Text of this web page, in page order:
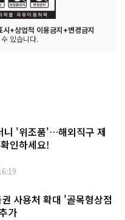
+상업적 이용금지+변경금지
있습니다.
니 '위조품'…해외직구 제
인하세요!
사용처 확대 '골목형상점
가